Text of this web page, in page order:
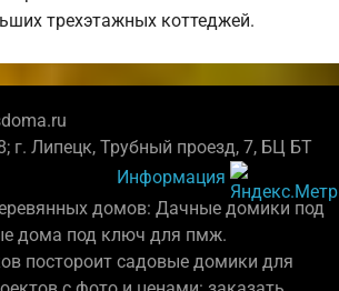
трехэтажных коттеджей.
г. Липецк, Трубный проезд, 7, БЦ БТ
Информация
домов: Дачные домики под
дома под ключ для пмж.
постороит садовые домики для